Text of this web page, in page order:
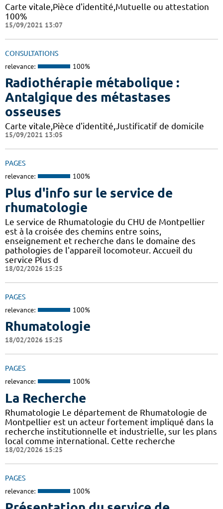
Carte vitale,Pièce d'identité,Mutuelle ou attestation
100%
15/09/2021 13:07
CONSULTATIONS
relevance: 100%
Radiothérapie métabolique :
Antalgique des métastases
osseuses
Carte vitale,Pièce d'identité,Justificatif de domicile
15/09/2021 13:05
PAGES
relevance: 100%
Plus d'info sur le service de
rhumatologie
Le service de Rhumatologie du CHU de Montpellier
est à la croisée des chemins entre soins,
enseignement et recherche dans le domaine des
pathologies de l'appareil locomoteur. Accueil du
service Plus d
18/02/2026 15:25
PAGES
relevance: 100%
Rhumatologie
18/02/2026 15:25
PAGES
relevance: 100%
La Recherche
Rhumatologie Le département de Rhumatologie de
Montpellier est un acteur fortement impliqué dans la
recherche institutionnelle et industrielle, sur les plans
local comme international. Cette recherche
18/02/2026 15:25
PAGES
relevance: 100%